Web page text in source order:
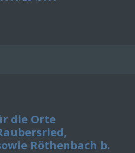
die Orte
Röthenbach b.